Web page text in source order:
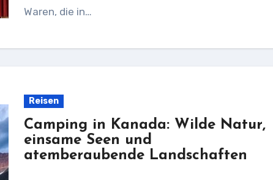
Waren, die in…
Reisen
Camping in Kanada: Wilde Natur,
einsame Seen und
atemberaubende Landschaften